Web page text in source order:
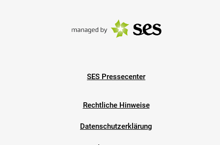
SES Pressecenter
Rechtliche Hinweise
Datenschutzerklärung